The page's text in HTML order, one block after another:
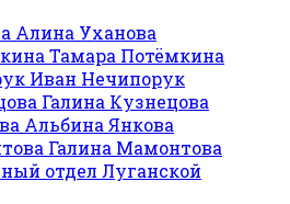
Алина Уханова
Тамара Потёмкина
Иван Нечипорук
Галина Кузнецова
Альбина Янкова
Галина Мамонтова